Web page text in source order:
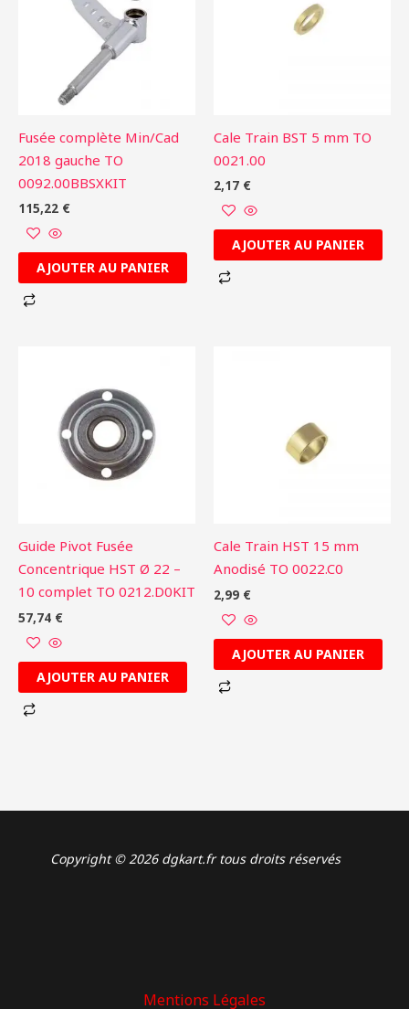
Fusée complète Min/Cad
2018 gauche TO
0092.00BBSXKIT
115,22 €
AJOUTER AU PANIER
Cale Train BST 5 mm TO
0021.00
2,17 €
AJOUTER AU PANIER
Guide Pivot Fusée
Concentrique HST Ø 22 –
10 complet TO 0212.D0KIT
57,74 €
AJOUTER AU PANIER
Cale Train HST 15 mm
Anodisé TO 0022.C0
2,99 €
AJOUTER AU PANIER
Copyright © 2026 dgkart.fr tous droits réservés
Mentions Légales